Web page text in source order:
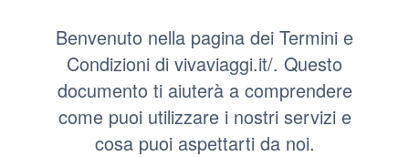
Benvenuto nella pagina dei Termini e
Condizioni di vivaviaggi.it/. Questo
documento ti aiuterà a comprendere
come puoi utilizzare i nostri servizi e
cosa puoi aspettarti da noi.